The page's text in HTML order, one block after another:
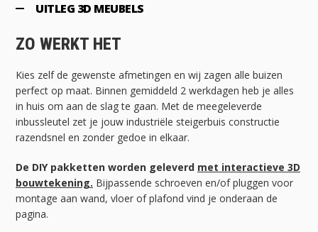
UITLEG 3D MEUBELS
ZO WERKT HET
Kies zelf de gewenste afmetingen en wij zagen alle buizen
perfect op maat. Binnen gemiddeld 2 werkdagen heb je alles
in huis om aan de slag te gaan. Met de meegeleverde
inbussleutel zet je jouw industriële steigerbuis constructie
razendsnel en zonder gedoe in elkaar.
De DIY pakketten worden geleverd met interactieve 3D
bouwtekening. Bijpassende schroeven en/of pluggen voor
montage aan wand, vloer of plafond vind je onderaan de
pagina.